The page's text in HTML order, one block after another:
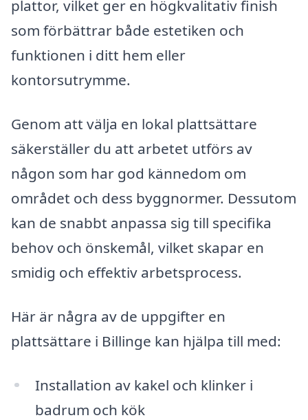
plattor, vilket ger en högkvalitativ finish
som förbättrar både estetiken och
funktionen i ditt hem eller
kontorsutrymme.
Genom att välja en lokal plattsättare
säkerställer du att arbetet utförs av
någon som har god kännedom om
området och dess byggnormer. Dessutom
kan de snabbt anpassa sig till specifika
behov och önskemål, vilket skapar en
smidig och effektiv arbetsprocess.
Här är några av de uppgifter en
plattsättare i Billinge kan hjälpa till med:
Installation av kakel och klinker i
badrum och kök